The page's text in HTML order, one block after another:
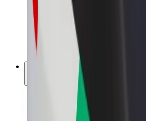
Bolt Food trgovci
O platformi Bolt